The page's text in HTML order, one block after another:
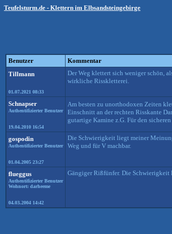
Teufelsturm.de - Klettern im Elbsandsteingebirge
Benutzer Kommentar
Tillmann
01.07.2021 08:33
Der Weg klettert sich weniger schön,
wirkliche Risskletterei.
Schnapser
Authentifizierter Benutzer
19.04.2010 16:54
Am besten zu unorthodoxen Zeiten
Einschnitt an der rechten Risskante
gutartige Kamine z.G. Für den
gospodin
Authentifizierter Benutzer
01.04.2005 23:27
Die Schwierigkeit liegt meiner
Weg und für V machbar.
flueggus
Authentifizierter Benutzer
Wohnort: darheeme
04.03.2004 14:42
Gängiger Rißfünfer. Die Schwierigkeit